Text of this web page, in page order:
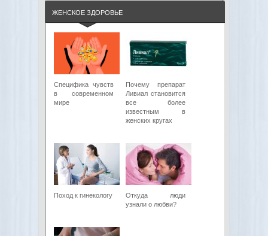
ЖЕНСКОЕ ЗДОРОВЬЕ
Специфика чувств
в современном
мире
Почему препарат
Ливиал становится
все более
известным в
женских кругах
Поход к гинекологу
Откуда люди
узнали о любви?